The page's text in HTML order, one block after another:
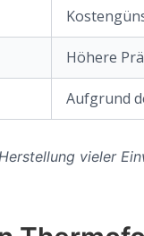
Höhere
Aufgrund
vieler